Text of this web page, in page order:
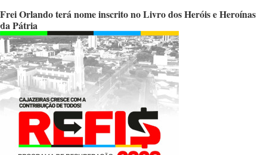
Frei Orlando terá nome inscrito no Livro dos Heróis e Heroínas
da Pátria